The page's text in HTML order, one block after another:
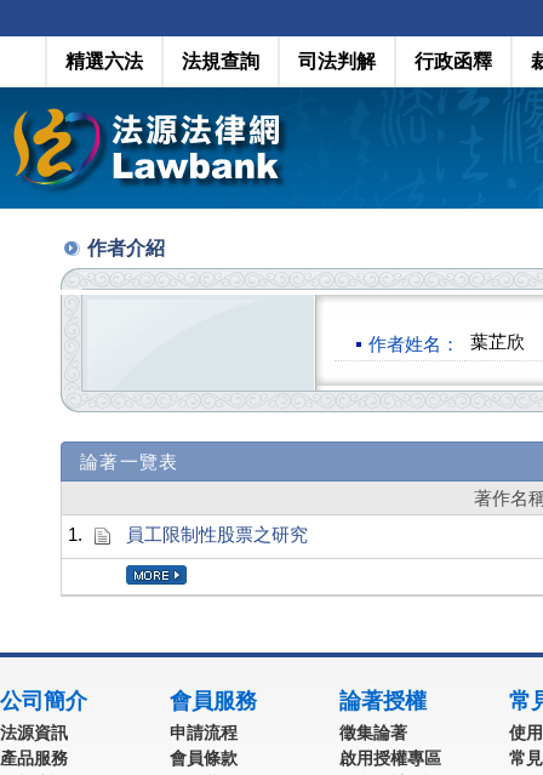
精選六法 法規查詢 司法判解 行政函釋
作者介紹
作者姓名： 葉芷欣
論著一覽表
著作名
1.
員工限制性股票之研究
公司簡介
法源資訊
產品服務
會員服務
申請流程
會員條款
論著授權
徵集論著
啟用授權專區
常
使
常